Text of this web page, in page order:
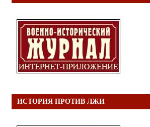
ИСТОРИЯ ПРОТИВ ЛЖИ